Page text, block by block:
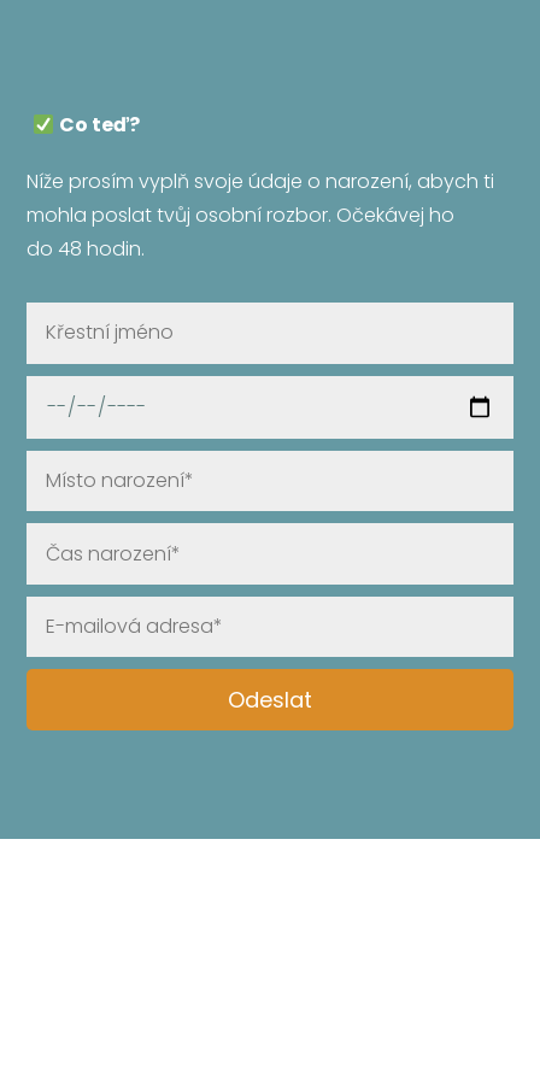
Co teď?
Níže prosím vyplň svoje údaje o narození, abych ti
mohla poslat tvůj osobní rozbor. Očekávej ho
do 48 hodin.
Odeslat